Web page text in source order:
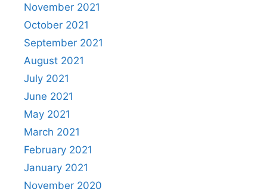
November 2021
October 2021
September 2021
August 2021
July 2021
June 2021
May 2021
March 2021
February 2021
January 2021
November 2020